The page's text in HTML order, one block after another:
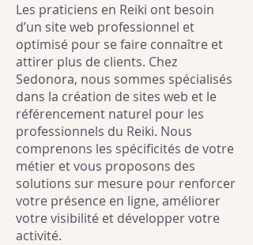
Les praticiens en Reiki ont besoin
d’un site web professionnel et
optimisé pour se faire connaître et
attirer plus de clients. Chez
Sedonora, nous sommes spécialisés
dans la création de sites web et le
référencement naturel pour les
professionnels du Reiki. Nous
comprenons les spécificités de votre
métier et vous proposons des
solutions sur mesure pour renforcer
votre présence en ligne, améliorer
votre visibilité et développer votre
activité.